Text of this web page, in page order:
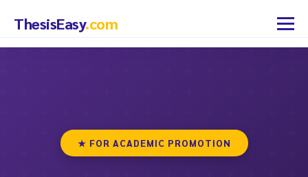
Menu
ThesisEasy.com
ประเภทงาน ★ FOR ACADEMIC PROMOTION